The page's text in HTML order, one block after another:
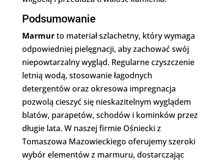
Podsumowanie
Marmurto materiał szlachetny, który wymaga
odpowiedniej pielęgnacji, aby zachować swój
niepowtarzalny wygląd. Regularne czyszczenie
letnią wodą, stosowanie łagodnych
detergentów oraz okresowa impregnacja
pozwolą cieszyć się nieskazitelnym wyglądem
blatów, parapetów, schodów i kominków przez
długie lata. W naszej firmie Ośniecki z
Tomaszowa Mazowieckiego oferujemy szeroki
wybór elementów z marmuru, dostarczając